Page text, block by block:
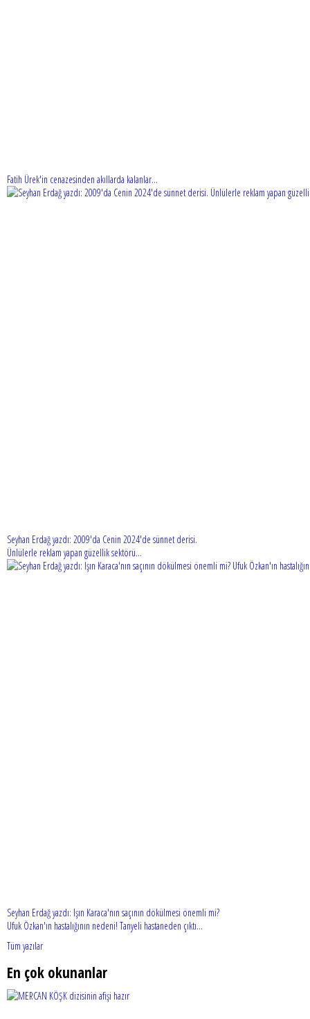
Fatih Ürek'in cenazesinden akıllarda kalanlar...
Seyhan Erdağ yazdı: 2009'da Cenin 2024'de sünnet derisi.
Ünlülerle reklam yapan güzellik sektörü...
Seyhan Erdağ yazdı: Işın Karaca'nın saçının dökülmesi önemli mi?
Ufuk Özkan'ın hastalığının nedeni! Tanyeli hastaneden çıktı...
Tüm yazılar
En çok okunanlar